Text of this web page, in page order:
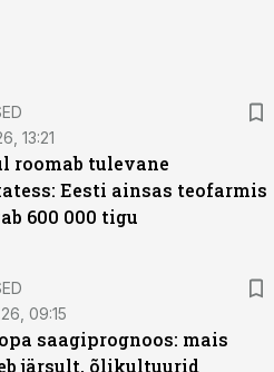
13:21
roomab tulevane
Eesti ainsas teofarmis
600 000 tigu
09:15
saagiprognoos: mais
järsult, õlikultuurid